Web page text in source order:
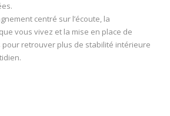
centré sur l’écoute, la
vous vivez et la mise en place de
pour retrouver plus de stabilité intérieure